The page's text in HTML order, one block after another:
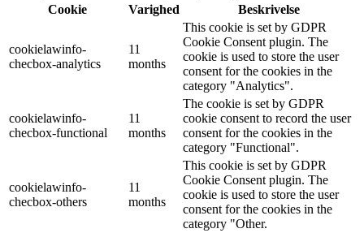
Cookie
Varighed Beskrivelse
cookielawinfo-
checbox-analytics
11
months
This cookie is set by GDPR
Cookie Consent plugin. The
cookie is used to store the user
consent for the cookies in the
category "Analytics".
cookielawinfo-
checbox-functional
11
months
The cookie is set by GDPR
cookie consent to record the user
consent for the cookies in the
category "Functional".
cookielawinfo-
checbox-others
11
months
This cookie is set by GDPR
Cookie Consent plugin. The
cookie is used to store the user
consent for the cookies in the
category "Other.